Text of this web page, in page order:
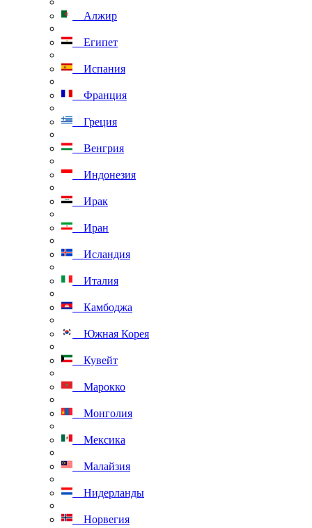
Алжир
Египет
Испания
Франция
Греция
Венгрия
Индонезия
Ирак
Иран
Исландия
Италия
Камбоджа
Южная Корея
Кувейт
Марокко
Монголия
Мексика
Малайзия
Нидерланды
Норвегия